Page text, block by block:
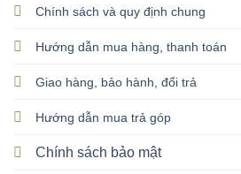
Chính sách và quy định chung
Hướng dẫn mua hàng, thanh toán
Giao hàng, bảo hành, đổi trả
Hướng dẫn mua trả góp
Chính sách bảo mật